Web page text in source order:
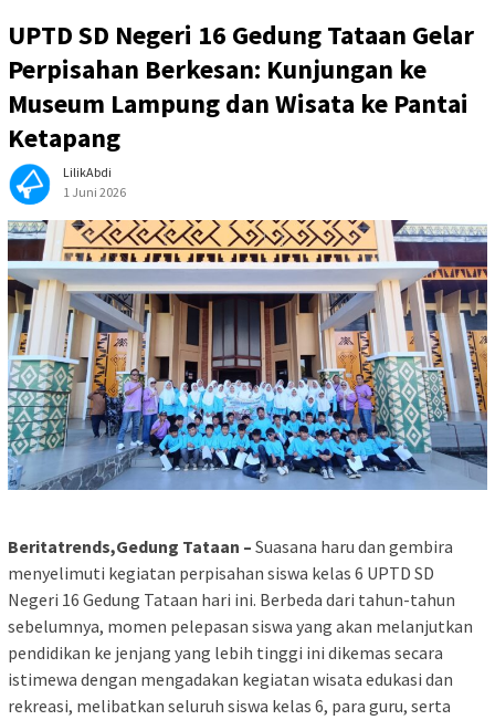
UPTD SD Negeri 16 Gedung Tataan Gelar
Perpisahan Berkesan: Kunjungan ke
Museum Lampung dan Wisata ke Pantai
Ketapang
LilikAbdi
1 Juni 2026
Beritatrends,Gedung Tataan – Suasana haru dan gembira
menyelimuti kegiatan perpisahan siswa kelas 6 UPTD SD
Negeri 16 Gedung Tataan hari ini. Berbeda dari tahun-tahun
sebelumnya, momen pelepasan siswa yang akan melanjutkan
pendidikan ke jenjang yang lebih tinggi ini dikemas secara
istimewa dengan mengadakan kegiatan wisata edukasi dan
rekreasi, melibatkan seluruh siswa kelas 6, para guru, serta